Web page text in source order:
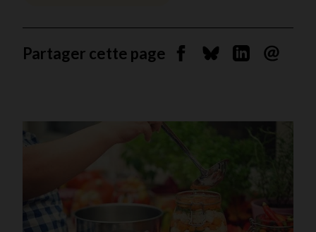
Partager cette page Partager sur Facebook
Partager sur
Partager sur